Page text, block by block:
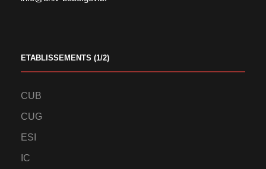
ETABLISSEMENTS (1/2)
CUB
CUG
ESI
IC